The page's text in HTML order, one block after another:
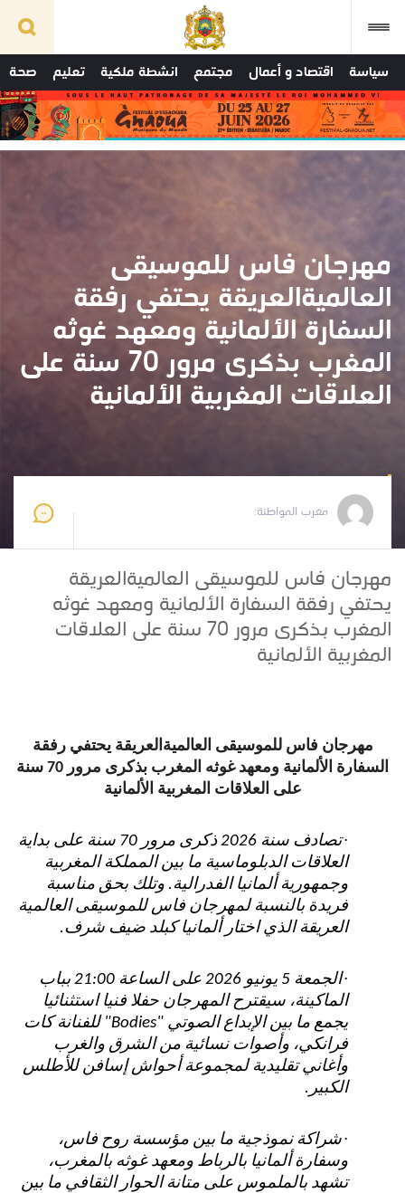
سياسة اقتصاد و أعمال مجتمع انشطة ملكية تعليم صحة
مهرجان فاس للموسيقى
العالميةالعريقة يحتفي رفقة
السفارة الألمانية ومعهد غوثه
المغرب بذكرى مرور 70 سنة على
العلاقات المغربية الألمانية
مغرب المواطنة:
مهرجان فاس للموسيقى العالميةالعريقة
يحتفي رفقة السفارة الألمانية ومعهد غوثه
المغرب بذكرى مرور 70 سنة على العلاقات
المغربية الألمانية
مهرجان فاس للموسيقى العالميةالعريقة يحتفي رفقة
السفارة الألمانية ومعهد غوثه المغرب بذكرى مرور 70 سنة
على العلاقات المغربية الألمانية
·
تصادف سنة 2026 ذكرى مرور 70 سنة على بداية
العلاقات الدبلوماسية ما بين المملكة المغربية
وجمهورية ألمانيا الفدرالية. وتلك بحق مناسبة
فريدة بالنسبة لمهرجان فاس للموسيقى العالمية
العريقة الذي اختار ألمانيا كبلد ضيف شرف.
·
الجمعة 5 يونيو 2026 على الساعة 21:00 بباب
الماكينة، سيقترح المهرجان حفلا فنيا استثنائيا
يجمع ما بين الإبداع الصوتي "Bodies" للفنانة كات
فرانكي، وأصوات نسائية من الشرق والغرب
وأغاني تقليدية لمجموعة أحواش إسافن للأطلس
الكبير.
·شراكة نموذجية ما بين مؤسسة روح فاس،
وسفارة ألمانيا بالرباط ومعهد غوثه بالمغرب،
تشهد بالملموس على متانة الحوار الثقافي ما بين